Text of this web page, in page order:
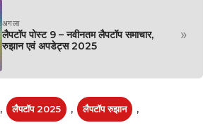
अगला
लैपटॉप पोस्ट 9 – नवीनतम लैपटॉप समाचार,
रुझान एवं अपडेट्स 2025
»
, लैपटॉप 2025 , लैपटॉप रुझान ,